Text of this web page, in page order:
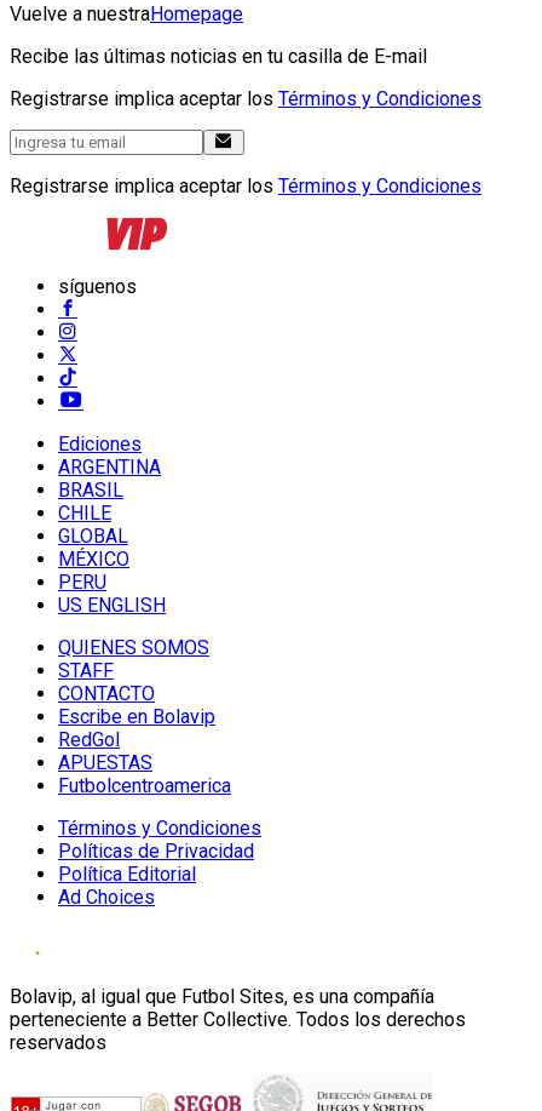
Vuelve a nuestraHomepage
Recibe las últimas noticias en tu casilla de E-mail
Registrarse implica aceptar los Términos y Condiciones
Registrarse implica aceptar los Términos y Condiciones
síguenos
Ediciones
ARGENTINA
BRASIL
CHILE
GLOBAL
MÉXICO
PERU
US ENGLISH
QUIENES SOMOS
STAFF
CONTACTO
Escribe en Bolavip
RedGol
APUESTAS
Futbolcentroamerica
Términos y Condiciones
Políticas de Privacidad
Política Editorial
Ad Choices
Bolavip, al igual que Futbol Sites, es una compañía
perteneciente a Better Collective. Todos los derechos
reservados